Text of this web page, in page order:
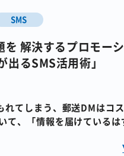
SMS
解決するプロモー
るSMS活用術」
てしまう、郵送DMはコ
、「情報を届けているは